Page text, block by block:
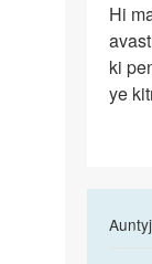
Hi
mam
mera
penice
Hi
ki
ye